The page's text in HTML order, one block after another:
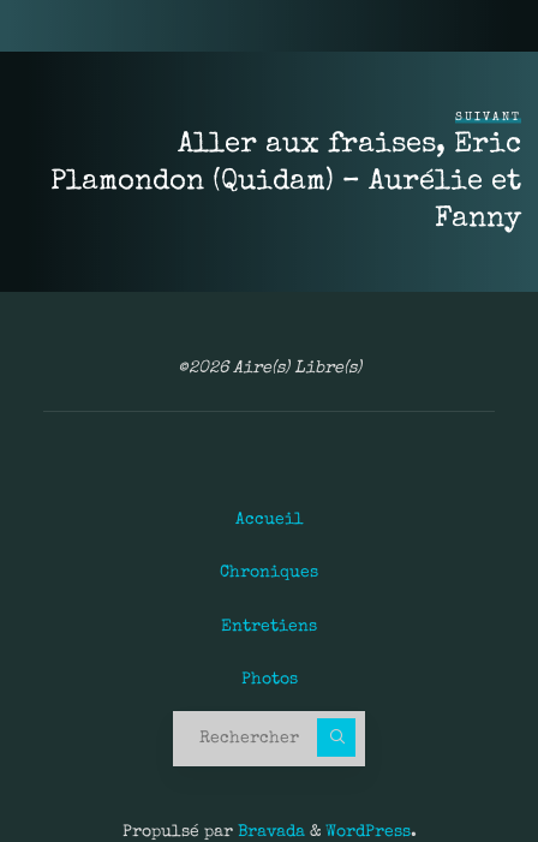
SUIVANT
Aller aux fraises, Eric
Plamondon (Quidam) – Aurélie et
Fanny
©2026 Aire(s) Libre(s)
Accueil
Chroniques
Entretiens
Photos
Propulsé parBravada& WordPress.